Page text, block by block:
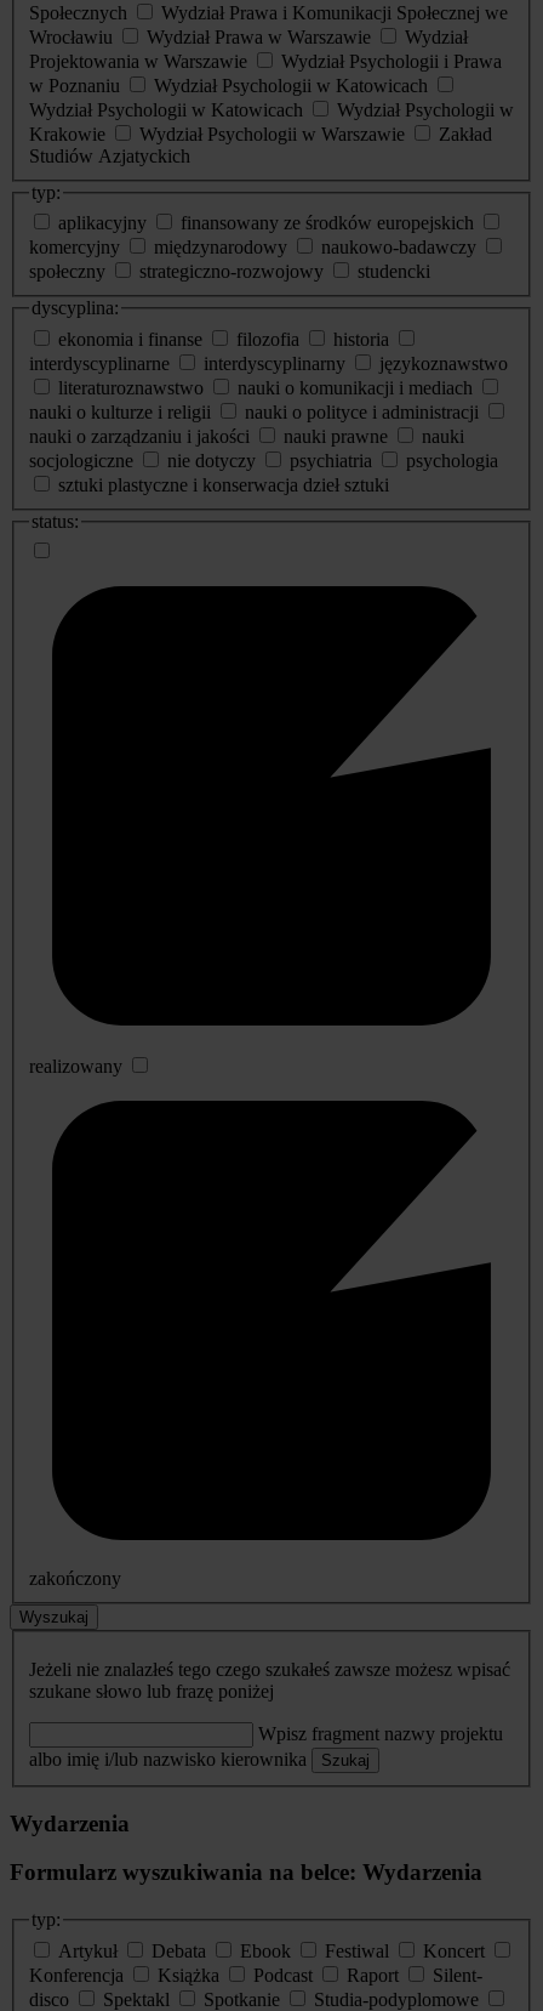
Społecznych
Wydział Prawa i Komunikacji Społecznej we
Wrocławiu
Wydział Prawa w Warszawie
Wydział
Projektowania w Warszawie
Wydział Psychologii i Prawa
w Poznaniu
Wydział Psychologii w Katowicach
Wydział Psychologii w Katowicach
Wydział Psychologii w
Krakowie
Wydział Psychologii w Warszawie
Zakład
Studiów Azjatyckich
typ:
aplikacyjny
finansowany ze środków europejskich
komercyjny
międzynarodowy
naukowo-badawczy
społeczny
strategiczno-rozwojowy
studencki
dyscyplina:
ekonomia i finanse
filozofia
historia
interdyscyplinarne
interdyscyplinarny
językoznawstwo
literaturoznawstwo
nauki o komunikacji i mediach
nauki o kulturze i religii
nauki o polityce i administracji
nauki o zarządzaniu i jakości
nauki prawne
nauki
socjologiczne
nie dotyczy psychiatria
psychologia
sztuki plastyczne i konserwacja dzieł sztuki
status:
realizowany
zakończony
Wyszukaj
Jeżeli nie znalazłeś tego czego szukałeś zawsze możesz wpisać
szukane słowo lub frazę poniżej
Wpisz fragment nazwy projektu
albo imię i/lub nazwisko kierownika
Szukaj
Wydarzenia
Formularz wyszukiwania na belce: Wydarzenia
typ:
Artykuł
Debata Ebook Festiwal
Koncert
Konferencja
Książka Podcast Raport
Silent-
disco
Spektakl Spotkanie
Studia-podyplomowe